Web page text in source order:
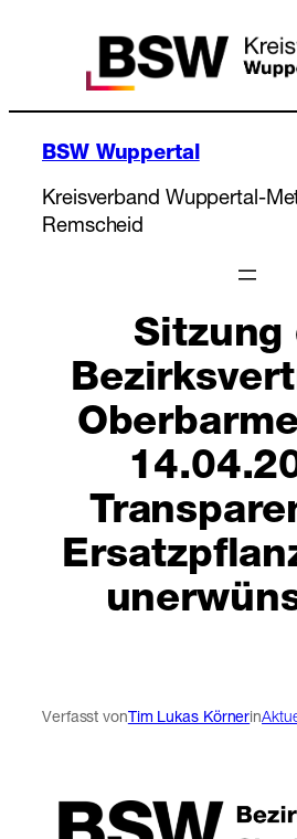
BSW Wuppertal
Kreisverband Wuppertal-
Remscheid
Sitzung
Verfasst von Tim Lukas Körnerin